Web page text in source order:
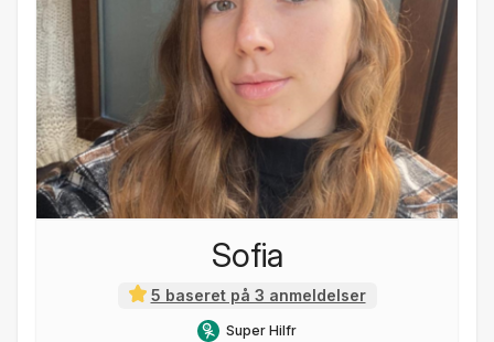
Sofia
5 baseret på 3 anmeldelser
Super Hilfr